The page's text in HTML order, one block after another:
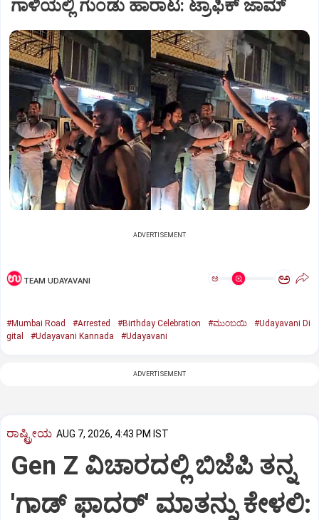
ಗಾಳಿಯಲ್ಲಿ ಗುಂಡು ಹಾರಾಟ: ಟ್ರಾಫಿಕ್‌ ಜಾಮ್
ADVERTISEMENT
TEAM UDAYAVANI ಅ ಅ
#Mumbai Road #Arrested #Birthday Celebration #ಮುಂಬಯಿ
#Udayavani Di
gital
#Udayavani Kannada #Udayavani
ADVERTISEMENT
ರಾಷ್ಟ್ರೀಯ AUG 7, 2026, 4:43 PM IST
Gen Z ವಿಚಾರದಲ್ಲಿ ಬಿಜೆಪಿ ತನ್ನ
'ಗಾಡ್ ಫಾದರ್' ಮಾತನ್ನು ಕೇಳಲಿ: